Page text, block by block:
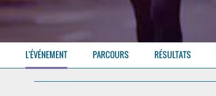
L'ÉVÉNEMENT PARCOURS RÉSULTATS